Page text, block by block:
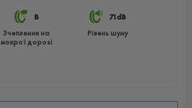
B
Зчеплення на
мокрої дорозі
71dB
Рівень шуму